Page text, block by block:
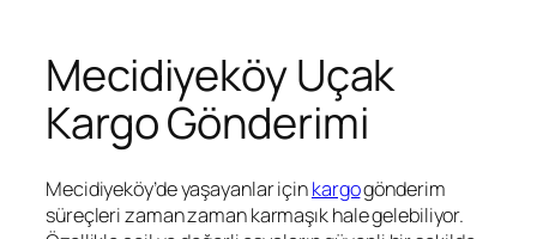
Mecidiyeköy Uçak
Kargo Gönderimi
Mecidiyeköy’de yaşayanlar içinkargogönderim
süreçleri zaman zaman karmaşık hale gelebiliyor.